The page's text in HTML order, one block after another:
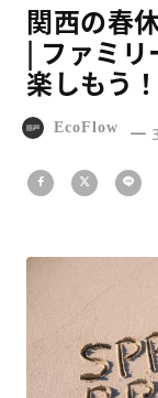
関西の春
| ファミリ
楽しもう！
EcoFlow